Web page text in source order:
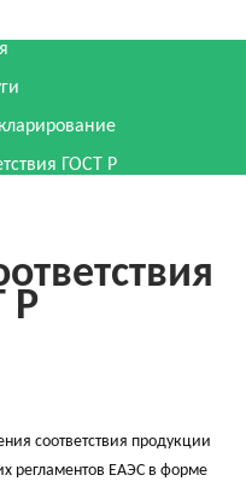
ГОСТ Р
Р
соответствия продукции
регламентов ЕАЭС в форме